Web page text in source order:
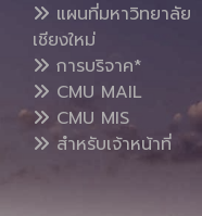
แผนที่มหาวิทยาลัย
เชียงใหม่
การบริจาค*
CMU MAIL
CMU MIS
สำหรับเจ้าหน้าที่